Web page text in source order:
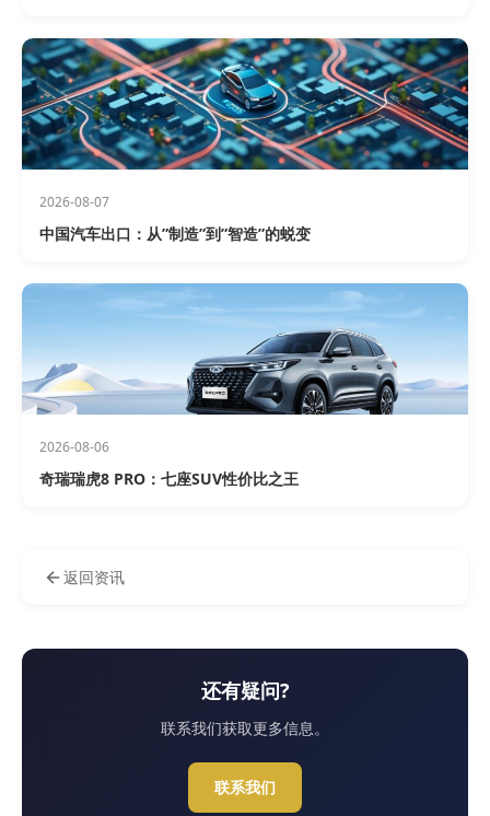
2026-08-07
中国汽车出口：从”制造”到”智造”的蜕变
2026-08-06
奇瑞瑞虎8 PRO：七座SUV性价比之王
返回资讯
还有疑问?
联系我们获取更多信息。
联系我们